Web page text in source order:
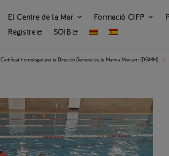
El Centre de la Mar Formació CIFP
Registre
SOIB
Certificat homologat per la Direcció General de la Marina Mercant (DGMM)